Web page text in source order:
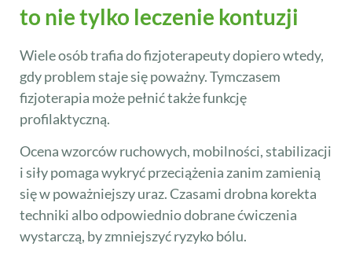
to nie tylko leczenie kontuzji
Wiele osób trafia do fizjoterapeuty dopiero wtedy,
gdy problem staje się poważny. Tymczasem
fizjoterapia może pełnić także funkcję
profilaktyczną.
Ocena wzorców ruchowych, mobilności, stabilizacji
i siły pomaga wykryć przeciążenia zanim zamienią
się w poważniejszy uraz. Czasami drobna korekta
techniki albo odpowiednio dobrane ćwiczenia
wystarczą, by zmniejszyć ryzyko bólu.